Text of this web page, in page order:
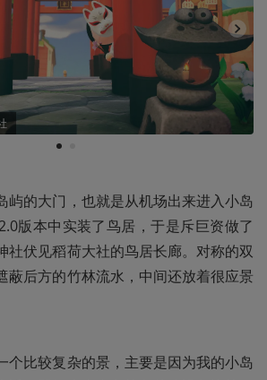
1
屿的大门，也就是从机场出来进入小岛
版本中实装了鸟居，于是斥巨资做了
社伏见稻荷大社的鸟居长廊。对称的双
蔽后方的竹林流水，中间还放着很应景
个比较复杂的景，主要是因为我的小岛